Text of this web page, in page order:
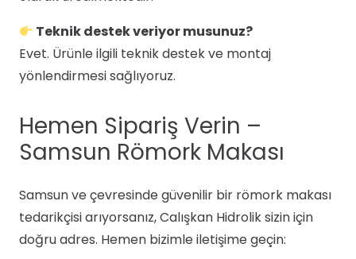
Teknik destek veriyor musunuz?
Evet. Ürünle ilgili teknik destek ve montaj
yönlendirmesi sağlıyoruz.
Hemen Sipariş Verin –
Samsun Römork Makası
Samsun ve çevresinde güvenilir bir römork makası
tedarikçisi arıyorsanız, Calışkan Hidrolik sizin için
doğru adres. Hemen bizimle iletişime geçin: